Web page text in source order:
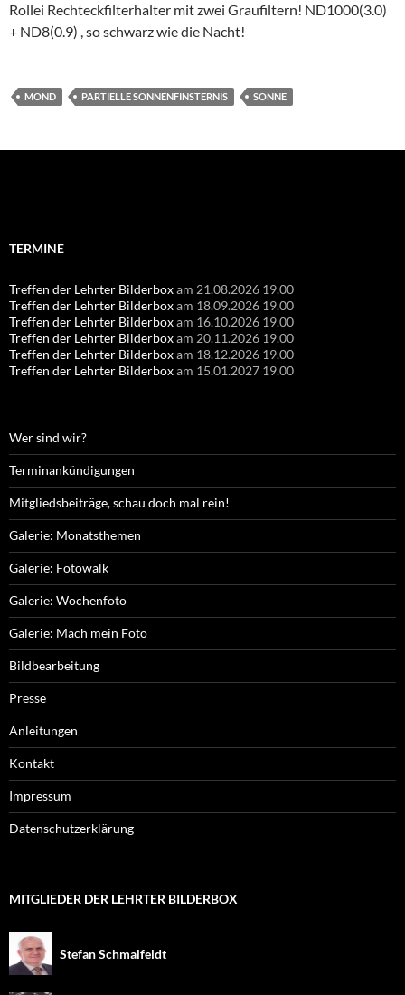
Rollei Rechteckfilterhalter mit zwei Graufiltern! ND1000(3.0)
+ ND8(0.9) , so schwarz wie die Nacht!
MOND PARTIELLE SONNENFINSTERNIS SONNE
TERMINE
Treffen der Lehrter Bilderboxam 21.08.2026 19.00
Treffen der Lehrter Bilderboxam 18.09.2026 19.00
Treffen der Lehrter Bilderboxam 16.10.2026 19.00
Treffen der Lehrter Bilderboxam 20.11.2026 19.00
Treffen der Lehrter Bilderboxam 18.12.2026 19.00
Treffen der Lehrter Bilderboxam 15.01.2027 19.00
Wer sind wir?
Terminankündigungen
Mitgliedsbeiträge, schau doch mal rein!
Galerie: Monatsthemen
Galerie: Fotowalk
Galerie: Wochenfoto
Galerie: Mach mein Foto
Bildbearbeitung
Presse
Anleitungen
Kontakt
Impressum
Datenschutzerklärung
MITGLIEDER DER LEHRTER BILDERBOX
Stefan Schmalfeldt